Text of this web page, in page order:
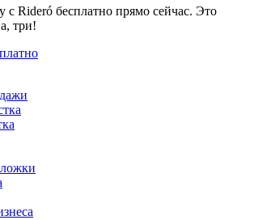
с Rideró бесплатно прямо сейчас. Это
три!